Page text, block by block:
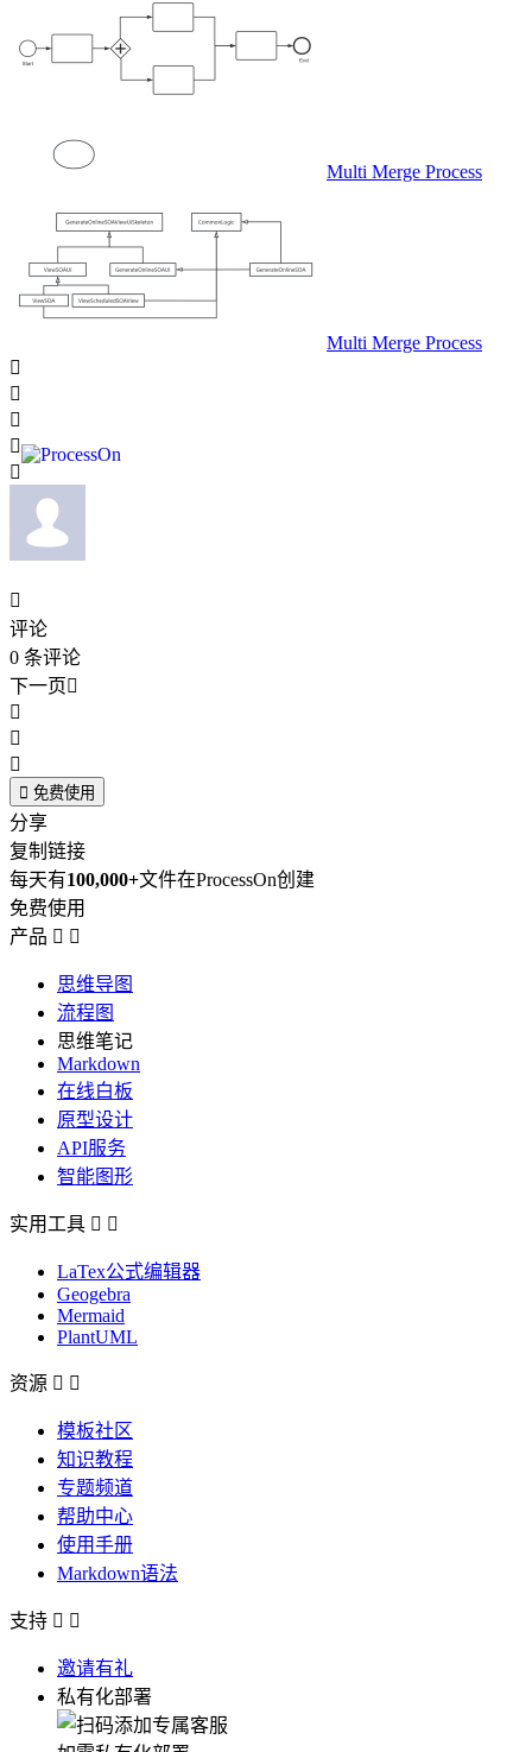
Multi Merge Process
Multi Merge Process






评论
0 条评论
下一页



 免费使用
分享
复制链接
每天有100,000+文件在ProcessOn创建
免费使用
产品  
思维导图
流程图
思维笔记
Markdown
在线白板
原型设计
API服务
智能图形
实用工具  
LaTex公式编辑器
Geogebra
Mermaid
PlantUML
资源  
模板社区
知识教程
专题频道
帮助中心
使用手册
Markdown语法
支持  
邀请有礼
私有化部署